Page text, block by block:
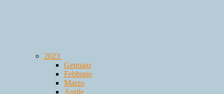
2023
Gennaio
Febbraio
Marzo
Aprile